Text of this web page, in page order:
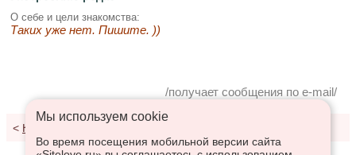
О себе и цели знакомства:
Таких уже нет. Пишите. ))
/получает сообщения по e-mail/
< К результатам поиска
Мы используем сookie
Во время посещения мобильной версии сайта